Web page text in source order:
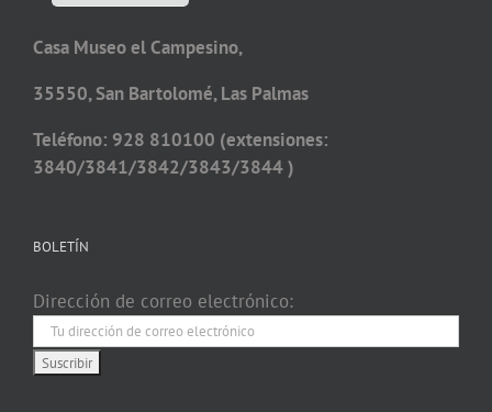
Casa Museo el Campesino,
35550, San Bartolomé, Las Palmas
Teléfono: 928 810100 (extensiones:
3840/3841/3842/3843/3844 )
BOLETÍN
Dirección de correo electrónico: